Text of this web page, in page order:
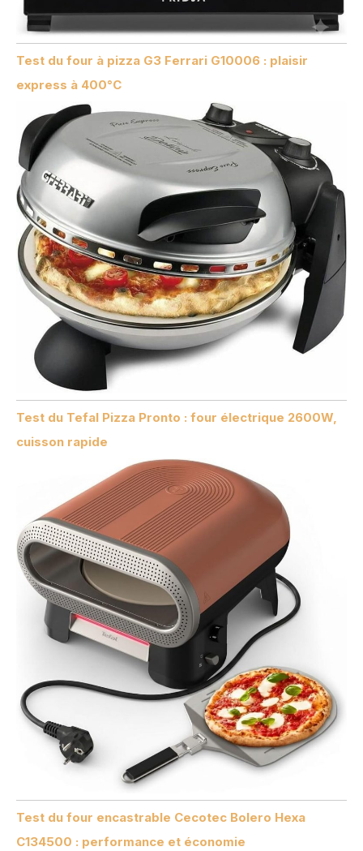
Test du four à pizza G3 Ferrari G10006 : plaisir
express à 400°C
Test du Tefal Pizza Pronto : four électrique 2600W,
cuisson rapide
Test du four encastrable Cecotec Bolero Hexa
C134500 : performance et économie